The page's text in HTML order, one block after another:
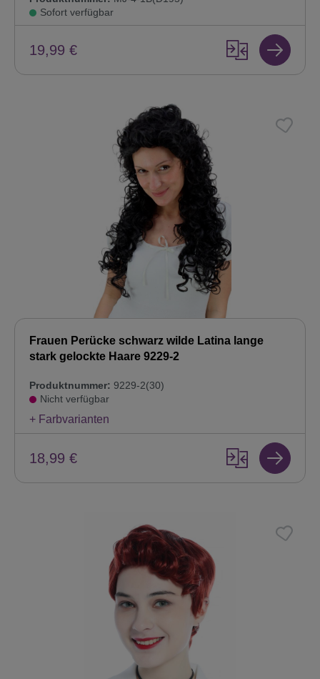
Sofort verfügbar
19,99 €
Frauen Perücke schwarz wilde Latina lange
stark gelockte Haare 9229-2
Produktnummer: 9229-2(30)
Nicht verfügbar
+ Farbvarianten
18,99 €